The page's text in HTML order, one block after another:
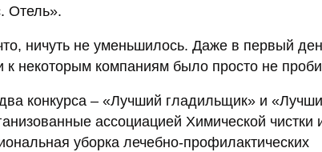
Отель».
ничуть не уменьшилось. Даже в первый
некоторым компаниям было просто не
конкурса – «Лучший гладильщик» и
ассоциацией Химической чистки
уборка лечебно-профилактических